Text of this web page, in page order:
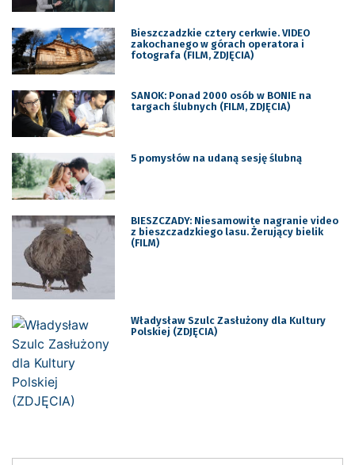
Bieszczadzkie cztery cerkwie. VIDEO
zakochanego w górach operatora i
fotografa (FILM, ZDJĘCIA)
SANOK: Ponad 2000 osób w BONIE na
targach ślubnych (FILM, ZDJĘCIA)
5 pomysłów na udaną sesję ślubną
BIESZCZADY: Niesamowite nagranie video
z bieszczadzkiego lasu. Żerujący bielik
(FILM)
Władysław Szulc Zasłużony dla Kultury
Polskiej (ZDJĘCIA)